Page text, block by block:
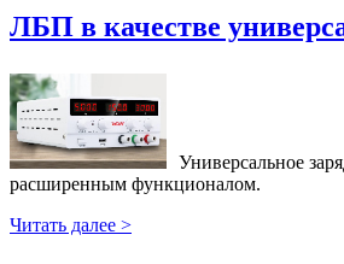
ЛБП в качестве
Универсальное
расширенным функционалом.
Читать далее >